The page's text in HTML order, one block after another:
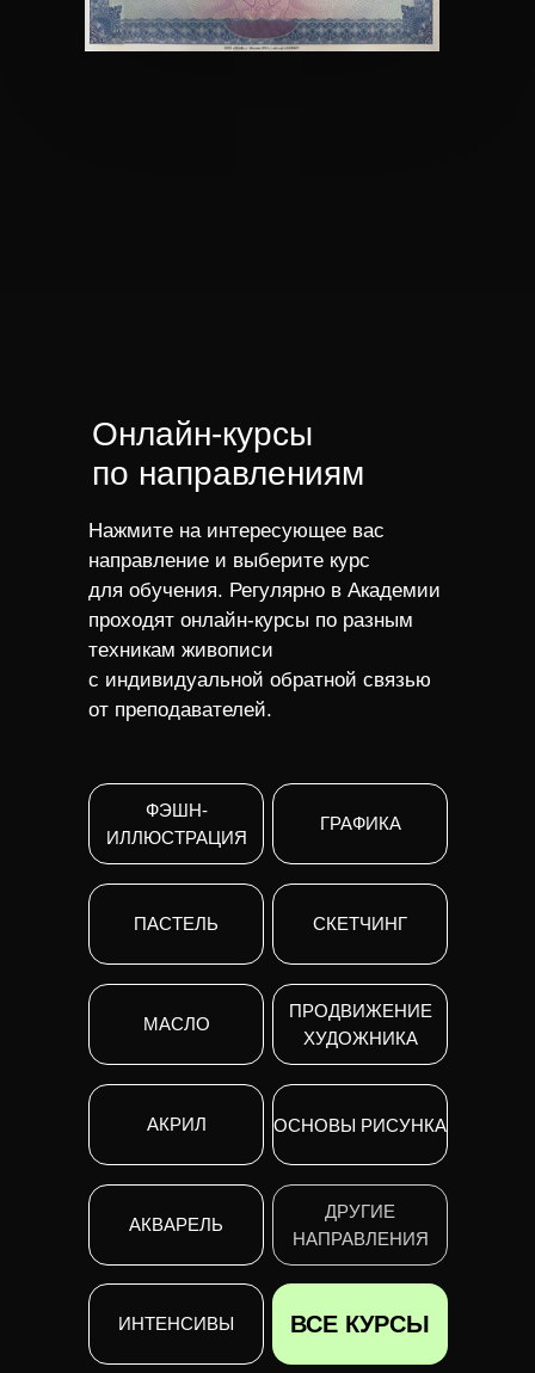
Онлайн-курсы
по направлениям
Нажмите на интересующее вас
направление и выберите курс
для обучения. Регулярно в Академии
проходят онлайн-курсы по разным
техникам живописи
с индивидуальной обратной связью
от преподавателей.
МАСЛО
ПАСТЕЛЬ
АКРИЛ
АКВАРЕЛЬ
ГРАФИКА
СКЕТЧИНГ
ИНТЕНСИВЫ ВСЕ КУРСЫ
ФЭШН-
ИЛЛЮСТРАЦИЯ
ОСНОВЫ РИСУНКА
ПРОДВИЖЕНИЕ
ХУДОЖНИКА
ДРУГИЕ
НАПРАВЛЕНИЯ